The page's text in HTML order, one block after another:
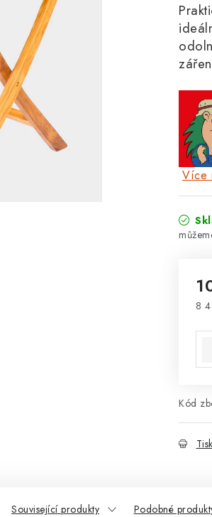
Více
8
Kód
Tisk
Související produkty Podobné